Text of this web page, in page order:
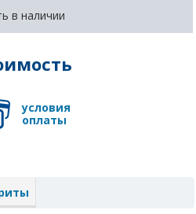
в наличии
условия
оплаты